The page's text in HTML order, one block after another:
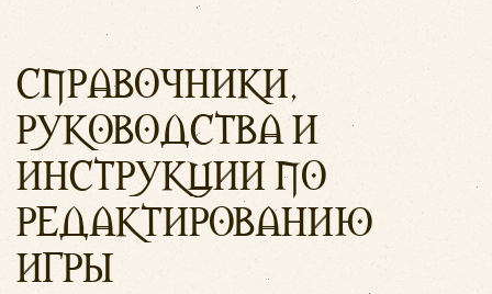
СПРАВОЧНИКИ,
РУКОВОДСТВА И
ИНСТРУКЦИИ ПО
РЕДАКТИРОВАНИЮ
ИГРЫ